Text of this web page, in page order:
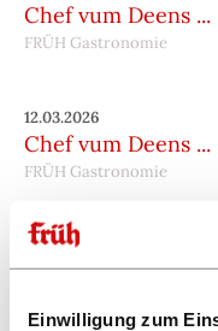
Einwilligung zum
Chef vum Deens ...
FRÜH Gastronomie
12.03.2026
Chef vum Deens ...
FRÜH Gastronomie
06.03.2026
FRÜH's Kneipen-